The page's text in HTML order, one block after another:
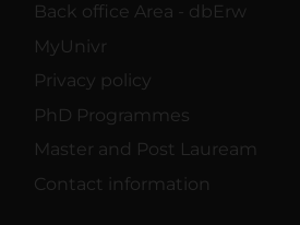
Back office Area - dbErw
MyUnivr
Privacy policy
PhD Programmes
Master and Post Lauream
Contact information